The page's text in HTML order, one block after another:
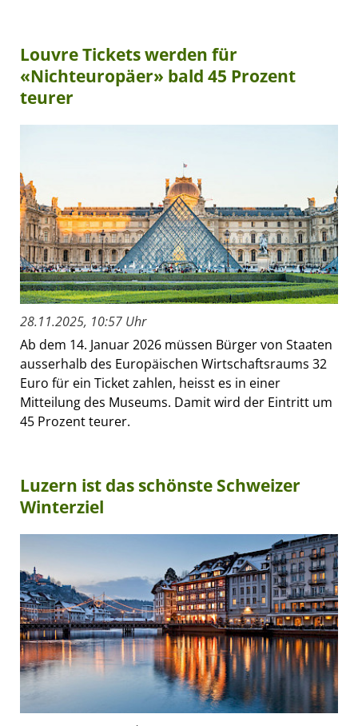
Louvre Tickets werden für
«Nichteuropäer» bald 45 Prozent
teurer
28.11.2025, 10:57 Uhr
Ab dem 14. Januar 2026 müssen Bürger von Staaten
ausserhalb des Europäischen Wirtschaftsraums 32
Euro für ein Ticket zahlen, heisst es in einer
Mitteilung des Museums. Damit wird der Eintritt um
45 Prozent teurer.
Luzern ist das schönste Schweizer
Winterziel